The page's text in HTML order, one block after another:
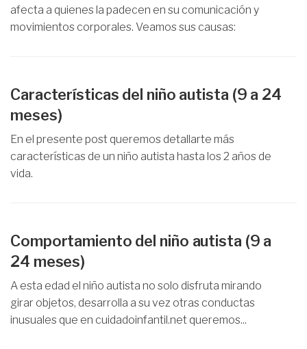
afecta a quienes la padecen en su comunicación y
movimientos corporales. Veamos sus causas:
Características del niño autista (9 a 24
meses)
En el presente post queremos detallarte más
características de un niño autista hasta los 2 años de
vida.
Comportamiento del niño autista (9 a
24 meses)
A esta edad el niño autista no solo disfruta mirando
girar objetos, desarrolla a su vez otras conductas
inusuales que en cuidadoinfantil.net queremos...